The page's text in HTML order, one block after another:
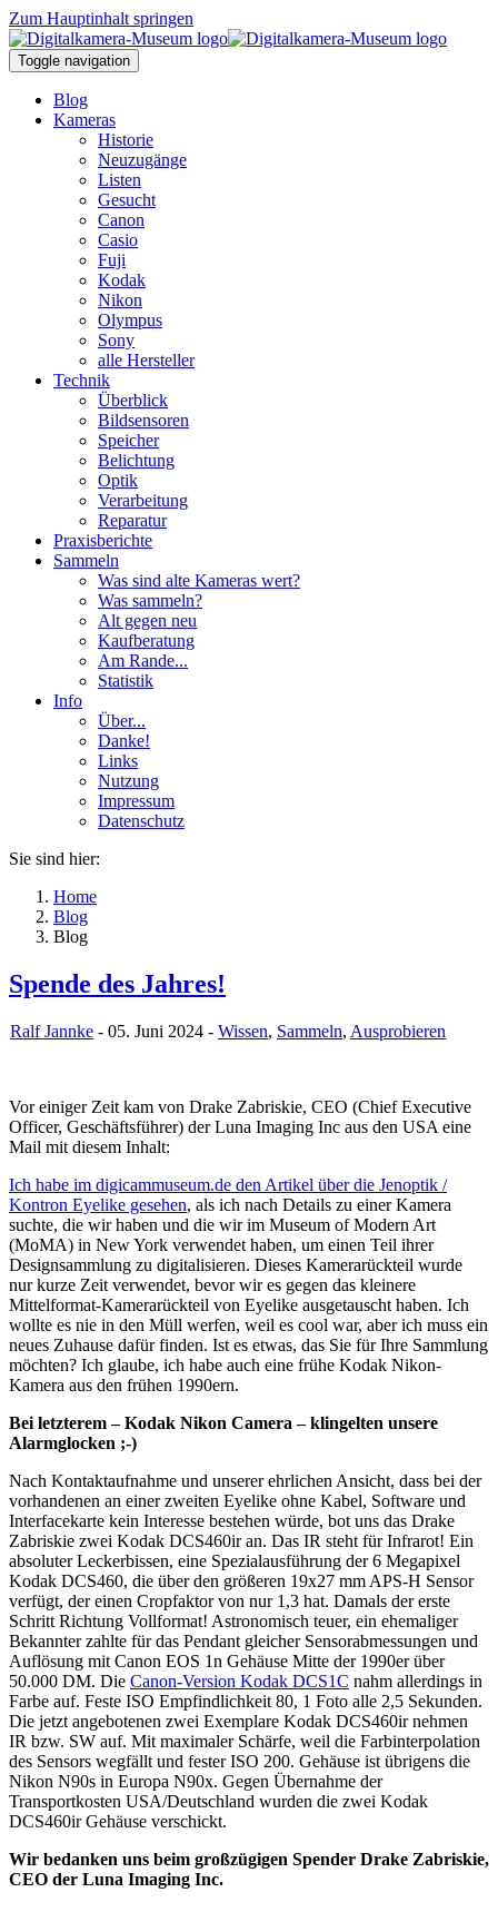
Zum Hauptinhalt springen
Toggle navigation
Blog
Kameras
Historie
Neuzugänge
Listen
Gesucht
Canon
Casio
Fuji
Kodak
Nikon
Olympus
Sony
alle Hersteller
Technik
Überblick
Bildsensoren
Speicher
Belichtung
Optik
Verarbeitung
Reparatur
Praxisberichte
Sammeln
Was sind alte Kameras wert?
Was sammeln?
Alt gegen neu
Kaufberatung
Am Rande...
Statistik
Info
Über...
Danke!
Links
Nutzung
Impressum
Datenschutz
Sie sind hier:
Home
Blog
Blog
Spende des Jahres!
Ralf Jannke - 05. Juni 2024 - Wissen, Sammeln, Ausprobieren
Vor einiger Zeit kam von Drake Zabriskie, CEO (Chief Executive
Officer, Geschäftsführer) der Luna Imaging Inc aus den USA eine
Mail mit diesem Inhalt:
Ich habe im digicammuseum.de den Artikel über die Jenoptik /
Kontron Eyelike gesehen, als ich nach Details zu einer Kamera
suchte, die wir haben und die wir im Museum of Modern Art
(MoMA) in New York verwendet haben, um einen Teil ihrer
Designsammlung zu digitalisieren. Dieses Kamerarückteil wurde
nur kurze Zeit verwendet, bevor wir es gegen das kleinere
Mittelformat-Kamerarückteil von Eyelike ausgetauscht haben. Ich
wollte es nie in den Müll werfen, weil es cool war, aber ich muss ein
neues Zuhause dafür finden. Ist es etwas, das Sie für Ihre Sammlung
möchten? Ich glaube, ich habe auch eine frühe Kodak Nikon-
Kamera aus den frühen 1990ern.
Bei letzterem – Kodak Nikon Camera – klingelten unsere
Alarmglocken ;-)
Nach Kontaktaufnahme und unserer ehrlichen Ansicht, dass bei der
vorhandenen an einer zweiten Eyelike ohne Kabel, Software und
Interfacekarte kein Interesse bestehen würde, bot uns das Drake
Zabriskie zwei Kodak DCS460ir an. Das IR steht für Infrarot! Ein
absoluter Leckerbissen, eine Spezialausführung der 6 Megapixel
Kodak DCS460, die über den größeren 19x27 mm APS-H Sensor
verfügt, der einen Cropfaktor von nur 1,3 hat. Damals der erste
Schritt Richtung Vollformat! Astronomisch teuer, ein ehemaliger
Bekannter zahlte für das Pendant gleicher Sensorabmessungen und
Auflösung mit Canon EOS 1n Gehäuse Mitte der 1990er über
50.000 DM. Die Canon-Version Kodak DCS1C nahm allerdings in
Farbe auf. Feste ISO Empfindlichkeit 80, 1 Foto alle 2,5 Sekunden.
Die jetzt angebotenen zwei Exemplare Kodak DCS460ir nehmen
IR bzw. SW auf. Mit maximaler Schärfe, weil die Farbinterpolation
des Sensors wegfällt und fester ISO 200. Gehäuse ist übrigens die
Nikon N90s in Europa N90x. Gegen Übernahme der
Transportkosten USA/Deutschland wurden die zwei Kodak
DCS460ir Gehäuse verschickt.
Wir bedanken uns beim großzügigen Spender Drake Zabriskie,
CEO der Luna Imaging Inc.